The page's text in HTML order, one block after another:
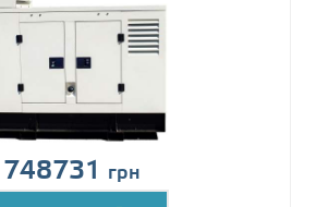
748731 грн